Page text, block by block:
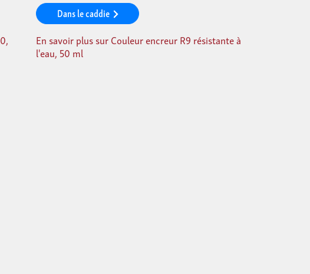
Dans le caddie
En savoir plus sur Couleur encreur R9 résistante à
l'eau, 50 ml